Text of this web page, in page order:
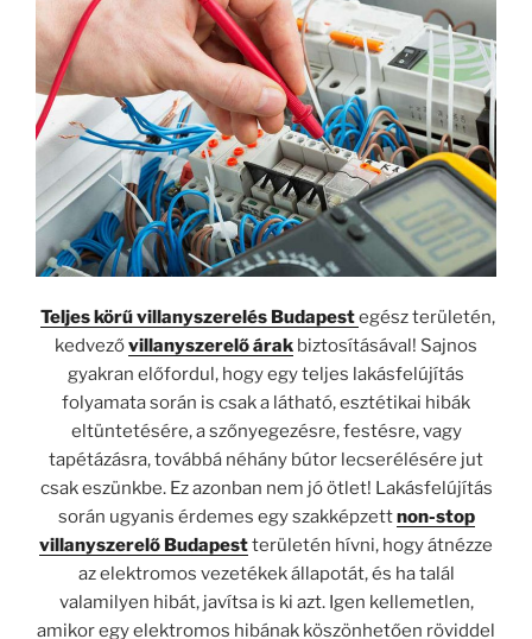
Teljes körű villanyszerelés Budapestegész területén,
kedvezővillanyszerelő árak biztosításával! Sajnos
gyakran előfordul, hogy egy teljes lakásfelújítás
folyamata során is csak a látható, esztétikai hibák
eltüntetésére, a szőnyegezésre, festésre, vagy
tapétázásra, továbbá néhány bútor lecserélésére jut
csak eszünkbe. Ez azonban nem jó ötlet! Lakásfelújítás
során ugyanis érdemes egy szakképzettnon-stop
villanyszerelő Budapestterületén hívni, hogy átnézze
az elektromos vezetékek állapotát, és ha talál
valamilyen hibát, javítsa is ki azt. Igen kellemetlen,
amikor egy elektromos hibának köszönhetően röviddel